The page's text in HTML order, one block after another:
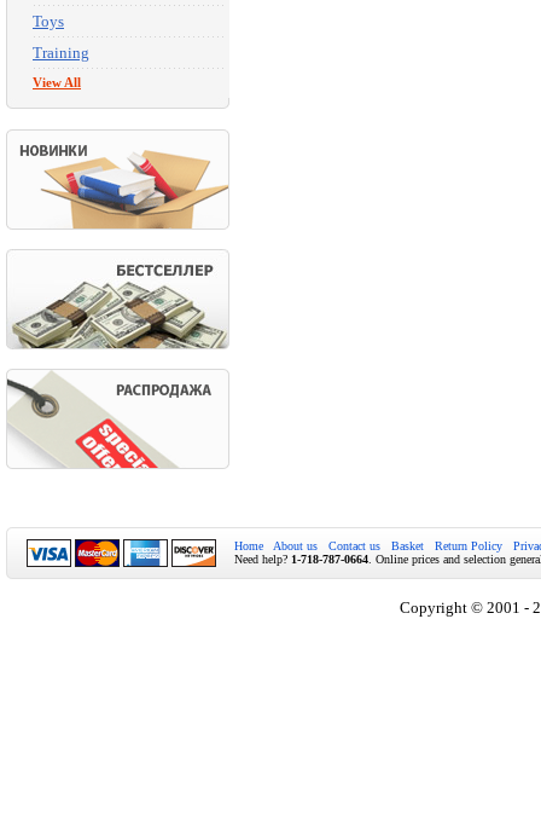
Toys
Training
View All
Home About us Contact us Basket Return Policy
Need help? 1-718-787-0664 . Online prices and selection
Copyright © 2001 -